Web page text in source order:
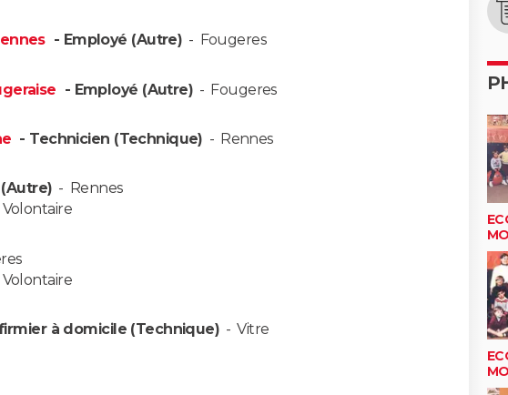
- Employé (Autre) - Fougeres
- Employé (Autre) - Fougeres
- Technicien (Technique) - Rennes
- Rennes
à domicile (Technique) -Vitre